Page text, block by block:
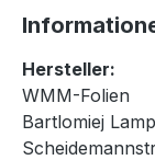
Hersteller:
WMM-Folien
Bartlomiej